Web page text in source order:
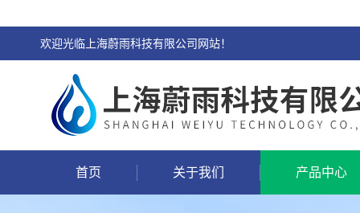
欢迎光临上海蔚雨科技有限公司网站！
首页 关于我们 产品中心